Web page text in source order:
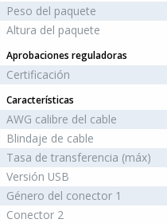
Peso del paquete
Altura del paquete
Aprobaciones reguladoras
Certificación
Características
AWG calibre del cable
Blindaje de cable
Tasa de transferencia (máx)
Versión USB
Género del conector 1
Conector 2